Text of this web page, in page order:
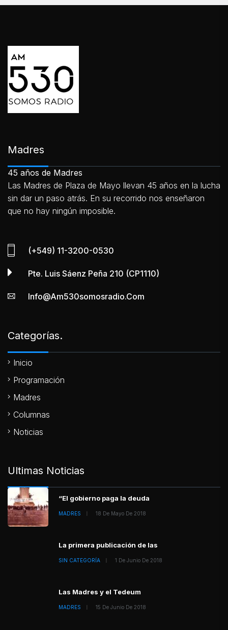
Madres
45 años de Madres
Las Madres de Plaza de Mayo llevan 45 años en la lucha
sin dar un paso atrás. En su recorrido nos enseñaron
que no hay ningún imposible.
(+549) 11-3200-0530
Pte. Luis Sáenz Peña 210 (CP1110)
Info@am530somosradio.com
Categorías.
Inicio
Programación
Madres
Columnas
Noticias
Ultimas Noticias
“El gobierno paga la deuda
MADRES 18 De Mayo De 2018
La primera publicación de las
SIN CATEGORÍA 1 De Junio De 2018
Las Madres y el Tedeum
MADRES 15 De Junio De 2018